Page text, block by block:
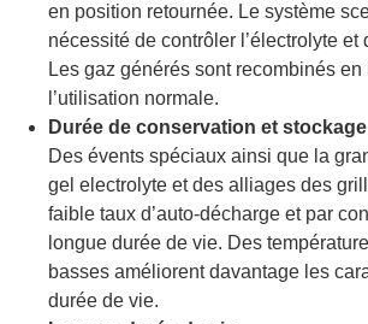
en position retournée. Le système
nécessité de contrôler l’électrolyte et
Les gaz générés sont recombinés
l’utilisation normale.
Durée de conservation et stockage
Des évents spéciaux ainsi que la
gel electrolyte et des alliages des
faible taux d’auto-décharge et par
longue durée de vie. Des
basses améliorent davantage les
durée de vie.